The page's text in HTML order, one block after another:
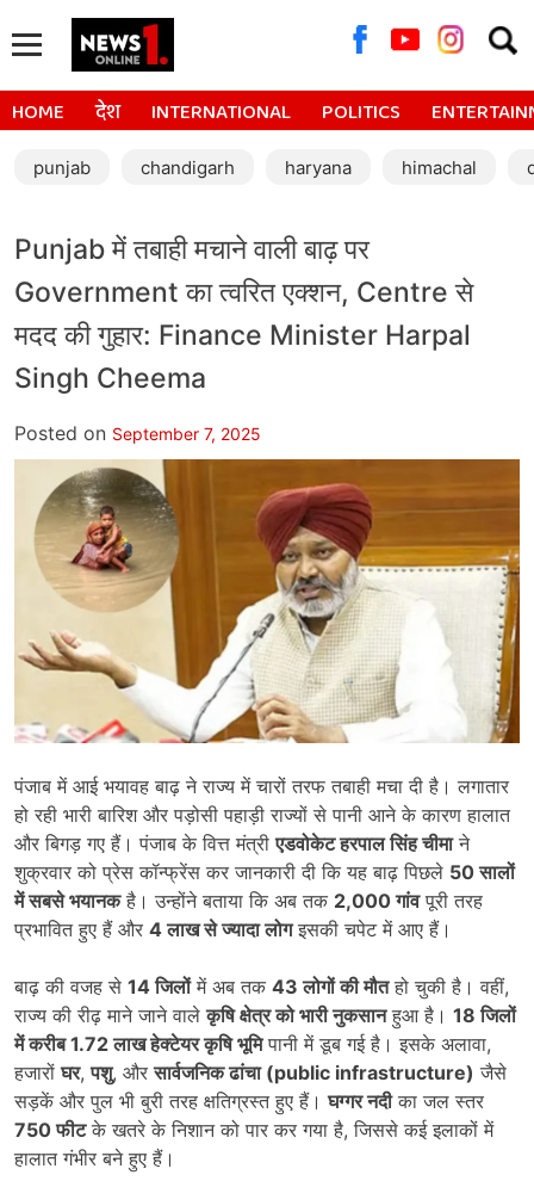
for:
HOME देश INTERNATIONAL POLITICS
punjab chandigarh haryana himachal
Punjab में तबाही मचाने वाली बाढ़ पर
Government का त्वरित एक्शन, Centre से
मदद की गुहार: Finance Minister Harpal
Singh Cheema
Posted on September 7, 2025
पंजाब में आई भयावह बाढ़ ने राज्य में चारों तरफ तबाही मचा दी है। लगातार
हो रही भारी बारिश और पड़ोसी पहाड़ी राज्यों से पानी आने के कारण हालात
और बिगड़ गए हैं। पंजाब के वित्त मंत्रीएडवोकेट हरपाल सिंह चीमाने
शुक्रवार को प्रेस कॉन्फ्रेंस कर जानकारी दी कि यह बाढ़ पिछले 50सालों
में सबसे भयानकहै। उन्होंने बताया कि अब तक 2,000गांवपूरी तरह
प्रभावित हुए हैं और 4लाख से ज्यादा लोगइसकी चपेट में आए हैं।
बाढ़ की वजह से 14जिलोंमें अब तक 43लोगों की मौतहो चुकी है। वहीं,
राज्य की रीढ़ माने जाने वालेकृषि क्षेत्र को भारी नुकसानहुआ है। 18जिलों
में करीब1.72लाख हेक्टेयर कृषि भूमिपानी में डूब गई है। इसके अलावा,
हजारोंघर,पशु, औरसार्वजनिक ढांचा (public infrastructure) जैसे
सड़कें और पुल भी बुरी तरह क्षतिग्रस्त हुए हैं।घग्गर नदीका जल स्तर
750फीटके खतरे के निशान को पार कर गया है, जिससे कई इलाकों में
हालात गंभीर बने हुए हैं।